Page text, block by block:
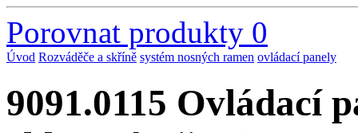
Porovnat produkty 0
Úvod Rozváděče a skříně systém nosných ramen ovládací panely
9091.0115 Ovládací